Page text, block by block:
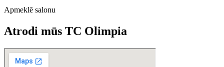
Apmeklē salonu
Atrodi mūs TC Olimpia